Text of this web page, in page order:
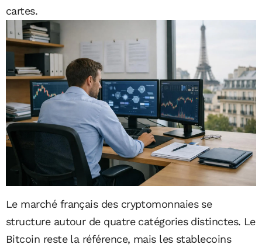
cartes.
Le marché français des cryptomonnaies se
structure autour de quatre catégories distinctes. Le
Bitcoin reste la référence, mais les stablecoins